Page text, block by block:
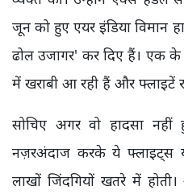
जून को हुए एयर इंडिया विमान
ढोल उजागर' कर दिए हैं। एक के
में खराबी आ रही हैं और फ्लाइटें
सोचिए अगर वो हादसा
नज़रअंदाज करके ये फ्लाइट्स
लाखों जिंदगियों खतरे में